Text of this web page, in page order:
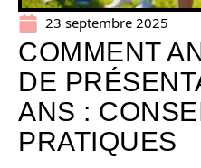
23 septembre 2025
COMMENT
DE
ANS :
PRATIQUES